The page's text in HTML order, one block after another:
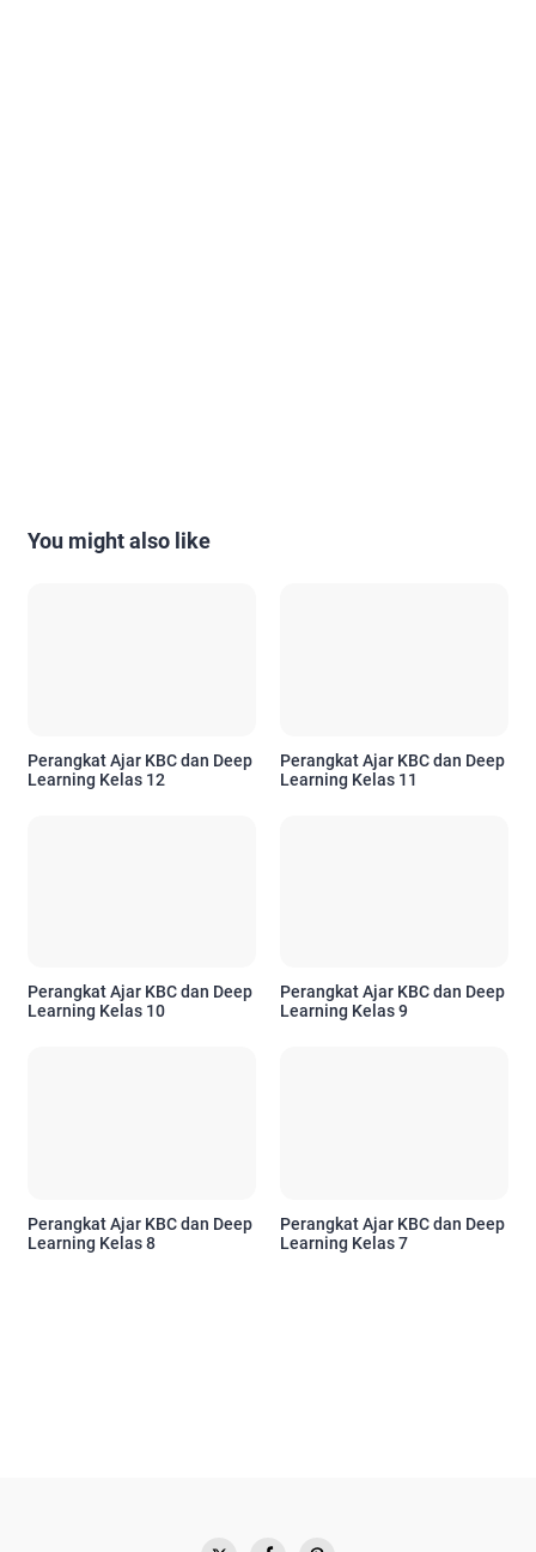
You might also like
Perangkat Ajar KBC dan Deep
Learning Kelas 12
Perangkat Ajar KBC dan Deep
Learning Kelas 11
Perangkat Ajar KBC dan Deep
Learning Kelas 10
Perangkat Ajar KBC dan Deep
Learning Kelas 9
Perangkat Ajar KBC dan Deep
Learning Kelas 8
Perangkat Ajar KBC dan Deep
Learning Kelas 7